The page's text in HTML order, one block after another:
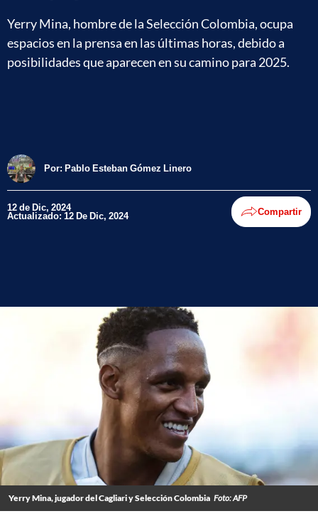
Yerry Mina, hombre de la Selección Colombia, ocupa
espacios en la prensa en las últimas horas, debido a
posibilidades que aparecen en su camino para 2025.
Por: Pablo Esteban Gómez Linero
12 de Dic, 2024
Actualizado: 12 De Dic, 2024 Compartir
Yerry Mina, jugador del Cagliari y Selección Colombia Foto: AFP